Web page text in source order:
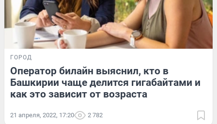
ГОРОД
Оператор билайн выяснил, кто в
Башкирии чаще делится гигабайтами и
как это зависит от возраста
21 апреля, 2022, 17:20 2 782